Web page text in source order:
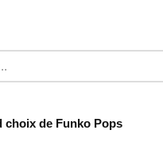
choix de Funko Pops